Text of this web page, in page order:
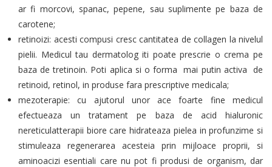
ar fi morcovi, spanac, pepene, sau suplimente pe baza de
carotene;
retinoizi: acesti compusi cresc cantitatea de collagen la nivelul
pielii. Medicul tau dermatolog iti poate prescrie o crema pe
baza de tretinoin. Poti aplica si o forma mai putin activa de
retinoid, retinol, in produse fara prescriptive medicala;
mezoterapie: cu ajutorul unor ace foarte fine medicul
efectueaza un tratament pe baza de acid hialuronic
nereticulatterapii biore care hidrateaza pielea in profunzime si
stimuleaza regenerarea acesteia prin mijloace proprii, si
aminoacizi esentiali care nu pot fi produsi de organism, dar